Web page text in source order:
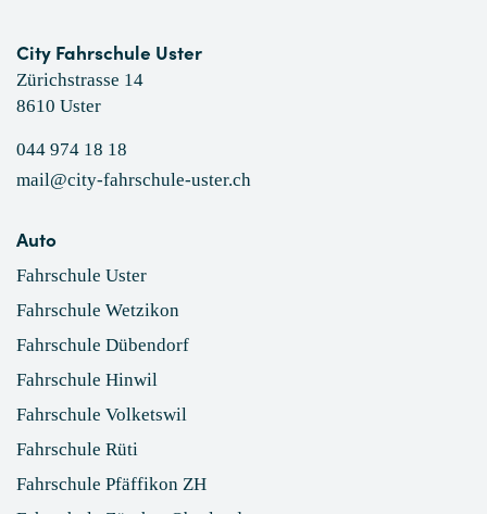
City Fahrschule Uster
Zürichstrasse 14
8610 Uster
044 974 18 18
mail@city-fahrschule-uster.ch
Auto
Fahrschule Uster
Fahrschule Wetzikon
Fahrschule Dübendorf
Fahrschule Hinwil
Fahrschule Volketswil
Fahrschule Rüti
Fahrschule Pfäffikon ZH